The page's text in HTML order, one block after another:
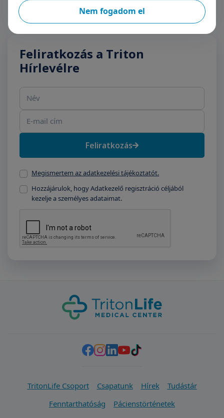
Feliratkozás a Triton
Hírlevélre
Feliratkozás
Megismertem az adatkezelési tájékoztatót.
Hozzájárulok, hogy Adatkezelő regisztráció céljából
kezelje a személyes adataimat.
TritonLife Csoport Csapatunk Hírek
Tudástár
Fenntarthatóság
Pácienstörténetek
Nem fogadom el